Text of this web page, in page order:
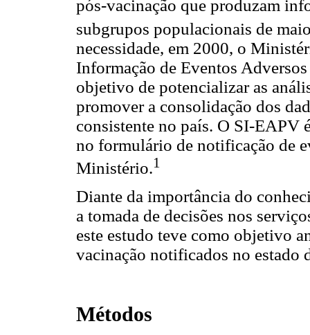
pós-vacinação que produzam
subgrupos populacionais de
necessidade, em 2000, o
Informação de Eventos
objetivo de potencializar as
promover a consolidação dos
consistente no país. O SI-EAPV
no formulário de notificação de
Ministério.1
Diante da importância do
a tomada de decisões nos
este estudo teve como objetivo
vacinação notificados no estado
Métodos